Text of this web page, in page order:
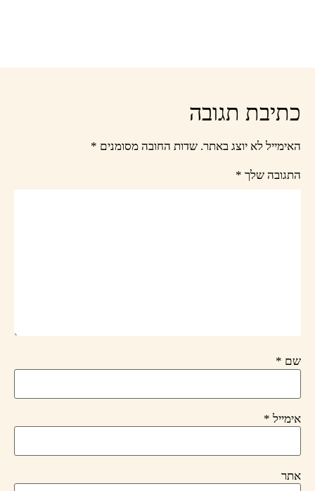
כתיבת תגובה
האימייל לא יוצג באתר. שדות החובה מסומנים *
התגובה שלך*
שם *
אימייל*
אתר